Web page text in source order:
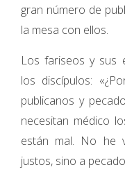
gran número de
la mesa con ellos.
Los fariseos y sus
los discípulos:
publicanos y
necesitan médico
están mal. No he
justos, sino a